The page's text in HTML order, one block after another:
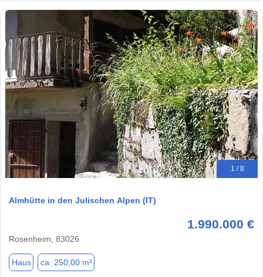
1 / 8
Almhütte in den Julischen Alpen (IT)
1.990.000 €
Rosenheim, 83026
Haus ca. 250,00 m²